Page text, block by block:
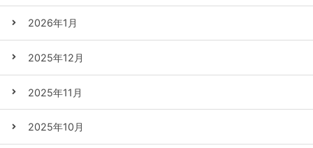
2026年1月
2025年12月
2025年11月
2025年10月